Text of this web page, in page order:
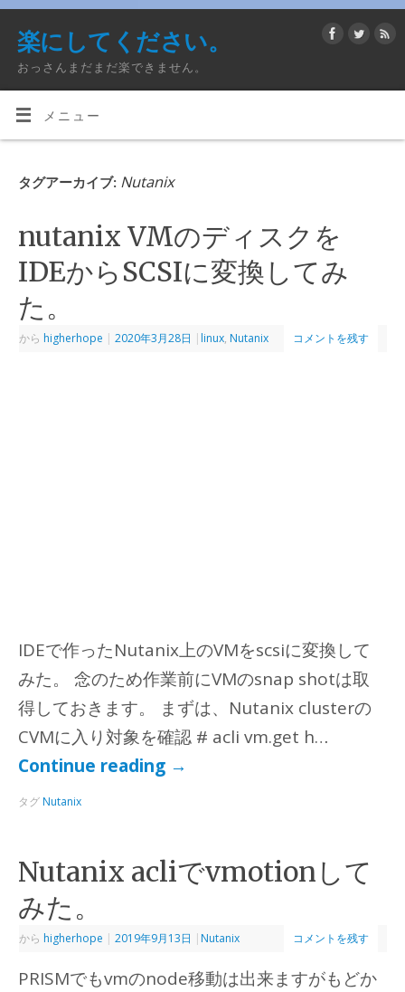
楽にしてください。
おっさんまだまだ楽できません。
メニュー
タグアーカイブ: Nutanix
nutanix VMのディスクを
IDEからSCSIに変換してみ
た。
から higherhope | 2020年3月28日 | linux, Nutanix コメントを残す
IDEで作ったNutanix上のVMをscsiに変換して
みた。 念のため作業前にVMのsnap shotは取
得しておきます。 まずは、Nutanix clusterの
CVMに入り対象を確認 # acli vm.get h…
Continue reading →
タグ Nutanix
Nutanix acliでvmotionして
みた。
から higherhope | 2019年9月13日 | Nutanix コメントを残す
PRISMでもvmのnode移動は出来ますがもどか